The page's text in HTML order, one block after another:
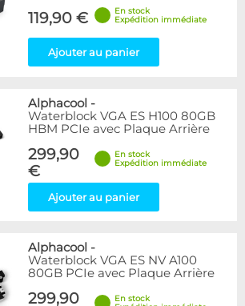
119,90 €
En stock
Expédition immédiate
Ajouter au panier
Alphacool -
Waterblock VGA ES H100 80GB
HBM PCIe avec Plaque Arrière
299,90
€
En stock
Expédition immédiate
Ajouter au panier
Alphacool -
Waterblock VGA ES NV A100
80GB PCIe avec Plaque Arrière
299,90
En stock